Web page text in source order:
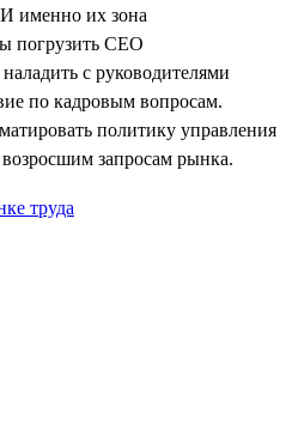
именно их зона
погрузить CEO
с руководителями
по кадровым вопросам.
политику управления
запросам рынка.
труда